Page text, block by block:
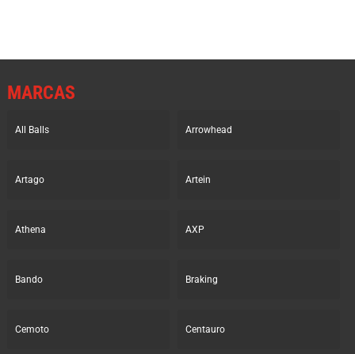
MARCAS
All Balls Arrowhead
Artago Artein
Athena AXP
Bando Braking
Cemoto Centauro